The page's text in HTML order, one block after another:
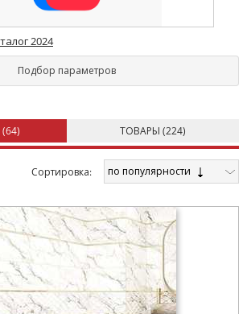
2024
Подбор параметров
64) ТОВАРЫ (224)
Cортировка: по популярности